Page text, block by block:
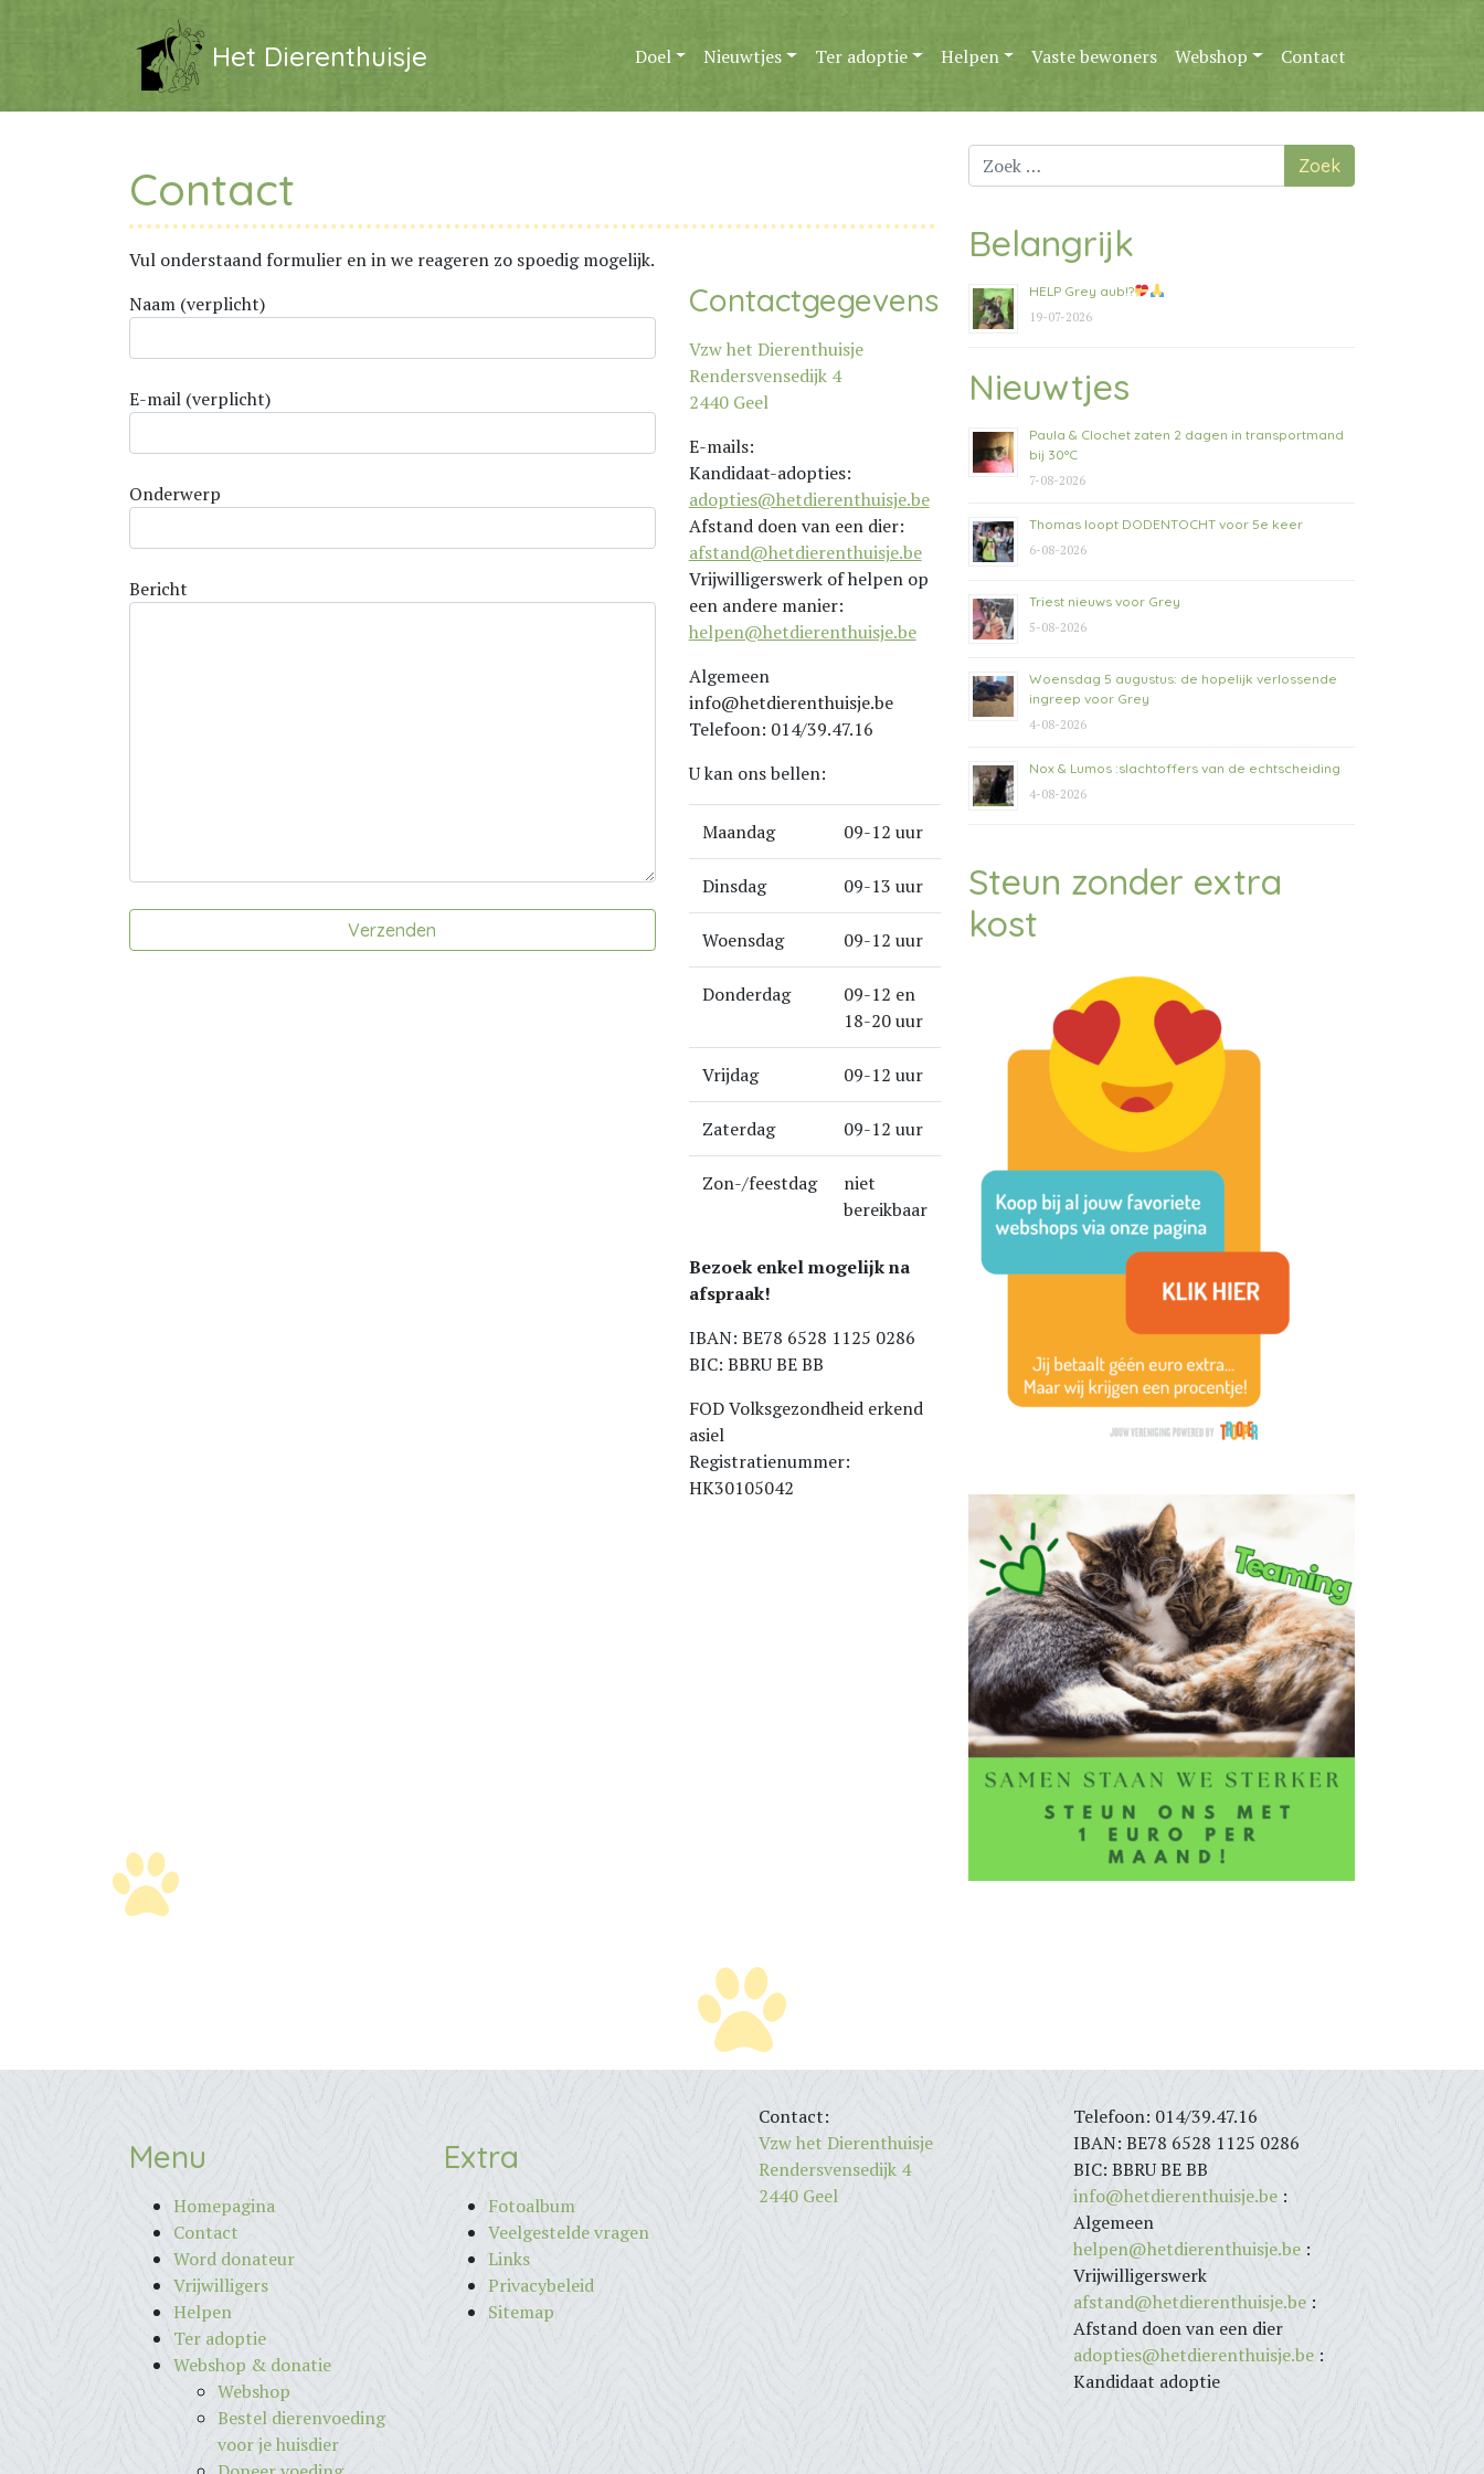
Het Dierenthuisje Doel Nieuwtjes Ter adoptie Helpen Vaste bewoners Webshop Contact
Contact
Vul onderstaand formulier en in we reageren zo spoedig mogelijk.
Naam (verplicht)
E-mail (verplicht)
Onderwerp
Bericht
Contactgegevens
Vzw het Dierenthuisje
Rendersvensedijk 4
2440 Geel
E-mails:
Kandidaat-adopties:
adopties@hetdierenthuisje.be
Afstand doen van een dier:
afstand@hetdierenthuisje.be
Vrijwilligerswerk of helpen op
een andere manier:
helpen@hetdierenthuisje.be
Algemeen
info@hetdierenthuisje.be
Telefoon: 014/39.47.16
U kan ons bellen:
Maandag 09-12 uur
Dinsdag 09-13 uur
Woensdag 09-12 uur
Donderdag
09-12 en
18-20 uur
Vrijdag 09-12 uur
Zaterdag 09-12 uur
Zon-/feestdag
niet
bereikbaar
Bezoek enkel mogelijk na
afspraak!
IBAN: BE78 6528 1125 0286
BIC: BBRU BE BB
FOD Volksgezondheid erkend
asiel
Registratienummer:
HK30105042
Zoek
naar:
Belangrijk
HELP Grey aub!?
19-07-2026
Nieuwtjes
Paula & Clochet zaten 2 dagen in transportmand
bij 30°C
7-08-2026
Thomas loopt DODENTOCHT voor 5e keer
6-08-2026
Triest nieuws voor Grey
5-08-2026
Woensdag 5 augustus: de hopelijk verlossende
ingreep voor Grey
4-08-2026
Nox & Lumos :slachtoffers van de echtscheiding
4-08-2026
Steun zonder extra
kost
Menu
Homepagina
Contact
Word donateur
Vrijwilligers
Helpen
Ter adoptie
Webshop & donatie
Webshop
Bestel dierenvoeding
voor je huisdier
Extra
Fotoalbum
Veelgestelde vragen
Links
Privacybeleid
Sitemap
Contact:
Vzw het Dierenthuisje
Rendersvensedijk 4
2440 Geel
Telefoon: 014/39.47.16
IBAN: BE78 6528 1125 0286
BIC: BBRU BE BB
info@hetdierenthuisje.be :
Algemeen
helpen@hetdierenthuisje.be :
Vrijwilligerswerk
afstand@hetdierenthuisje.be :
Afstand doen van een dier
adopties@hetdierenthuisje.be :
Kandidaat adoptie